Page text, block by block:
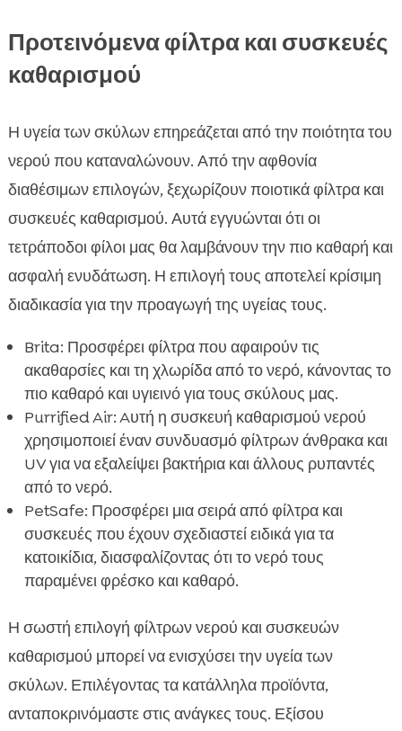
Προτεινόμενα φίλτρα και συσκευές
καθαρισμού
Η υγεία των σκύλων επηρεάζεται από την ποιότητα του
νερού που καταναλώνουν. Από την αφθονία
διαθέσιμων επιλογών, ξεχωρίζουν ποιοτικά φίλτρα και
συσκευές καθαρισμού. Αυτά εγγυώνται ότι οι
τετράποδοι φίλοι μας θα λαμβάνουν την πιο καθαρή και
ασφαλή ενυδάτωση. Η επιλογή τους αποτελεί κρίσιμη
διαδικασία για την προαγωγή της υγείας τους.
Brita: Προσφέρει φίλτρα που αφαιρούν τις
ακαθαρσίες και τη χλωρίδα από το νερό, κάνοντας το
πιο καθαρό και υγιεινό για τους σκύλους μας.
Purrified Air: Aυτή η συσκευή καθαρισμού νερού
χρησιμοποιεί έναν συνδυασμό φίλτρων άνθρακα και
UV για να εξαλείψει βακτήρια και άλλους ρυπαντές
από το νερό.
PetSafe: Προσφέρει μια σειρά από φίλτρα και
συσκευές που έχουν σχεδιαστεί ειδικά για τα
κατοικίδια, διασφαλίζοντας ότι το νερό τους
παραμένει φρέσκο και καθαρό.
Η σωστή επιλογή φίλτρων νερού και συσκευών
καθαρισμού μπορεί να ενισχύσει την υγεία των
σκύλων. Επιλέγοντας τα κατάλληλα προϊόντα,
ανταποκρινόμαστε στις ανάγκες τους. Εξίσου